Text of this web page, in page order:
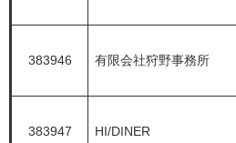
383946 有限会社狩野事務所
383947 HI/DINER